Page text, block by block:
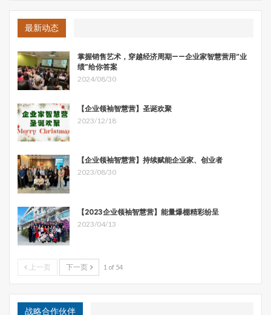
最新动态
掌握销售艺术，穿越经济周期——企业家智慧营用“业
绩”给你答案
2024/08/30
【企业领袖智慧营】圣诞欢聚
2023/12/18
【企业领袖智慧营】持续赋能企业家、创业者
2023/08/30
【2023企业领袖智慧营】能量爆棚精彩纷呈
2023/04/13
上一页 下一页 1 of 54
战略合作伙伴